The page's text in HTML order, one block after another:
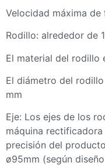
Velocidad máxima
Rodillo: alrededor de
El material del rodillo
El diámetro del
mm
Eje: Los ejes de los
máquina
precisión del
ø95mm (según